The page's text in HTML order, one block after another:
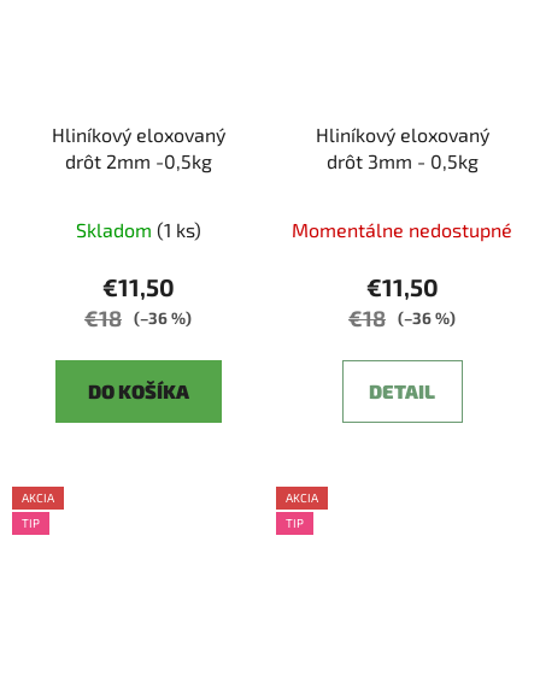
Hliníkový eloxovaný
drôt 2mm -0,5kg
Skladom (1 ks)
€11,50
€18 (–36 %)
DO KOŠÍKA
Hliníkový eloxovaný
drôt 3mm - 0,5kg
Momentálne nedostupné
€11,50
€18 (–36 %)
DETAIL
AKCIA
TIP
AKCIA
TIP